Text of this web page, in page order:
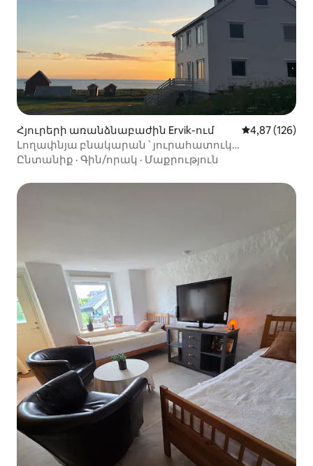
Հյուրերի առանձնաբաժին Ervik-ում Միջին
4,87 (126)
Լողափնյա բնակարան ՝ յուրահատուկ
տեսարանով
Ընտանիք · Գին/որակ · Մաքրություն